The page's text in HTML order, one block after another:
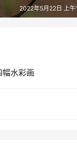
2022年5月22日 上
水彩画